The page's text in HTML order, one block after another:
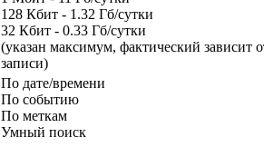
128 Кбит - 1.32 Гб/сутки
32 Кбит - 0.33 Гб/сутки
(указан максимум, фактический зависит
записи)
По дате/времени
По событию
По меткам
Умный поиск